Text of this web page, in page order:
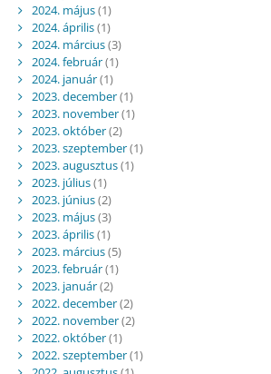
2024. május(1)
2024. április(1)
2024. március(3)
2024. február(1)
2024. január(1)
2023. december(1)
2023. november(1)
2023. október(2)
2023. szeptember(1)
2023. augusztus(1)
2023. július(1)
2023. június(2)
2023. május(3)
2023. április(1)
2023. március(5)
2023. február(1)
2023. január(2)
2022. december(2)
2022. november(2)
2022. október(1)
2022. szeptember(1)